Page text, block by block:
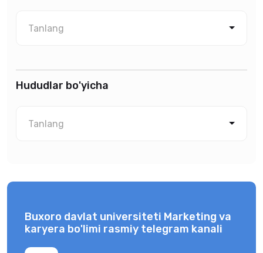
Tanlang
Hududlar bo'yicha
Tanlang
Buxoro davlat universiteti Marketing va
karyera bo'limi rasmiy telegram kanali